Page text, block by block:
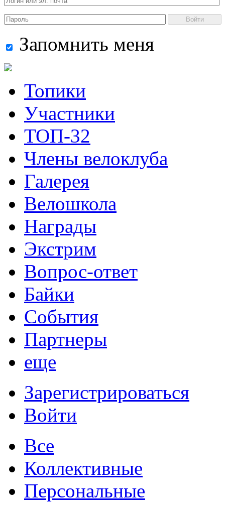
Войти
Запомнить меня
Топики
Участники
ТОП-32
Члены велоклуба
Галерея
Велошкола
Награды
Экстрим
Вопрос-ответ
Байки
События
Партнеры
еще
Зарегистрироваться
Войти
Все
Коллективные
Персональные